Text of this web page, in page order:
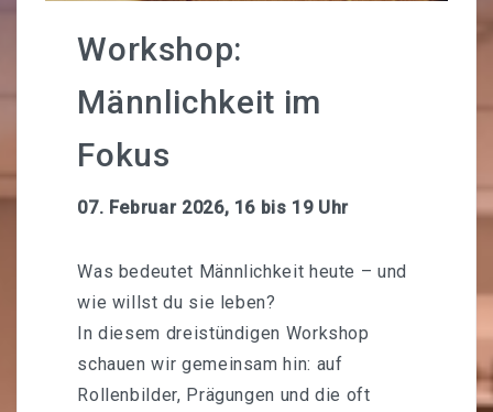
UNSER LADEN
Unser Verhaltenskodex
Foodsharing
Reservierungen & Vermietung
Buchausleihe
Workshop:
Männlichkeit im
Fokus
07. Februar 2026, 16 bis 19 Uhr
Was bedeutet Männlichkeit heute – und
wie willst du sie leben?
In diesem dreistündigen Workshop
schauen wir gemeinsam hin: auf
Rollenbilder, Prägungen und die oft